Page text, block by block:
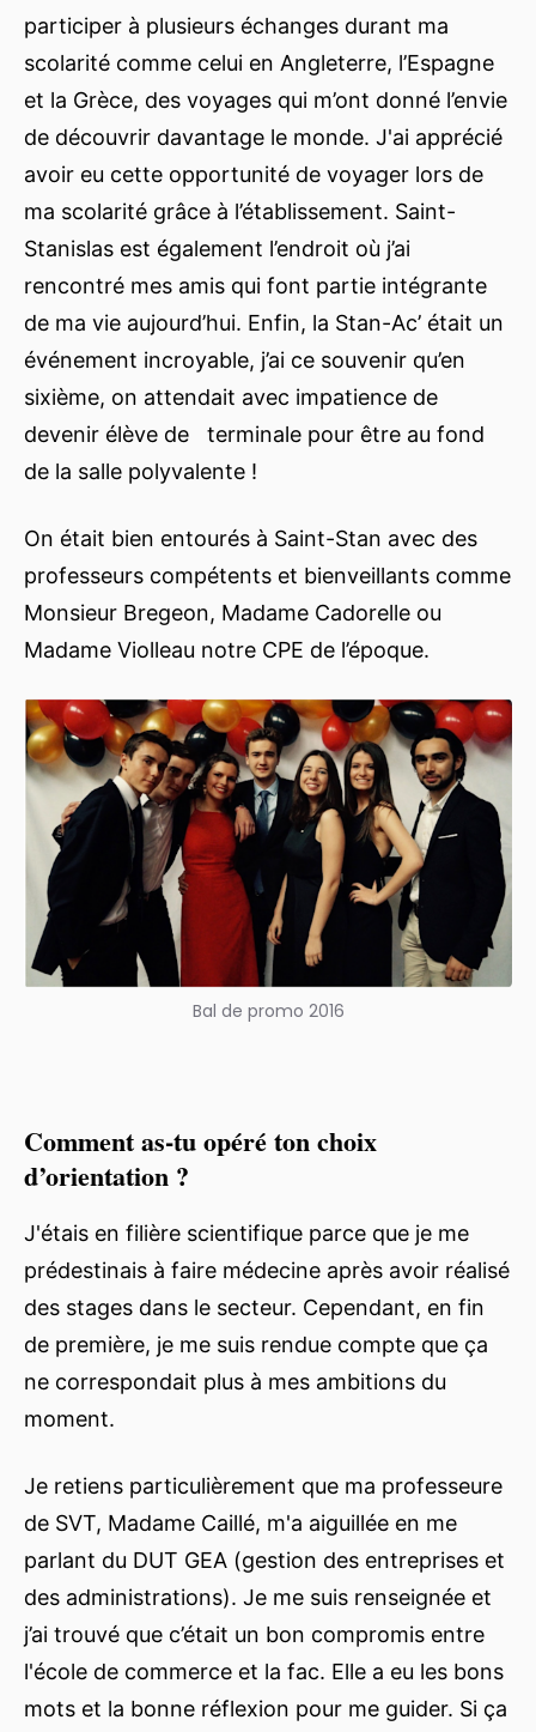
participer à plusieurs échanges durant ma
scolarité comme celui en Angleterre, l’Espagne
et la Grèce, des voyages qui m’ont donné l’envie
de découvrir davantage le monde. J'ai apprécié
avoir eu cette opportunité de voyager lors de
ma scolarité grâce à l’établissement. Saint-
Stanislas est également l’endroit où j’ai
rencontré mes amis qui font partie intégrante
de ma vie aujourd’hui. Enfin, la Stan-Ac’ était un
événement incroyable, j’ai ce souvenir qu’en
sixième, on attendait avec impatience de
devenir élève de terminale pour être au fond
de la salle polyvalente !
On était bien entourés à Saint-Stan avec des
professeurs compétents et bienveillants comme
Monsieur Bregeon, Madame Cadorelle ou
Madame Violleau notre CPE de l’époque.
Bal de promo 2016
Comment as-tu opéré ton choix
d’orientation ?
J'étais en filière scientifique parce que je me
prédestinais à faire médecine après avoir réalisé
des stages dans le secteur. Cependant, en fin
de première, je me suis rendue compte que ça
ne correspondait plus à mes ambitions du
moment.
Je retiens particulièrement que ma professeure
de SVT, Madame Caillé, m'a aiguillée en me
parlant du DUT GEA (gestion des entreprises et
des administrations). Je me suis renseignée et
j’ai trouvé que c’était un bon compromis entre
l'école de commerce et la fac. Elle a eu les bons
mots et la bonne réflexion pour me guider. Si ça